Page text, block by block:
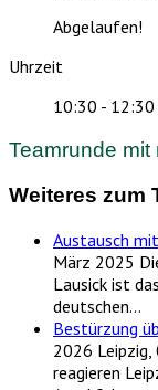
Abgelaufen!
Uhrzeit
10:30 - 12:30
Teamrunde
Weiteres zum
Austausch
März 2025
Lausick ist
deutschen…
Bestürzung
2026
reagieren